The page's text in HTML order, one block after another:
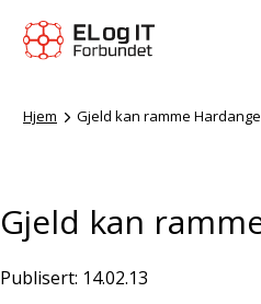
Hjem Gjeld kan ramme
Gjeld kan
Publisert: 14.02.13